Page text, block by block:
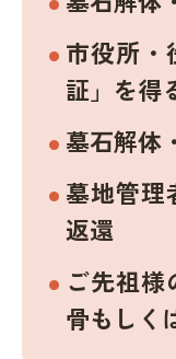
市役所・
証」を得
墓石解体
墓地管理
返還
ご先祖
骨もしく